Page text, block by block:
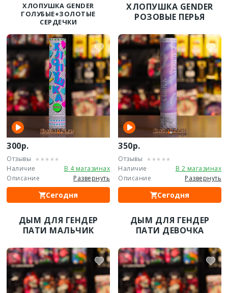
ХЛОПУШКА GENDER
ГОЛУБЫЕ+ЗОЛОТЫЕ
СЕРДЕЧКИ
300р.
Отзывы
Наличие
В 4 магазинах
Описание
Развернуть
Сегодня
ХЛОПУШКА GENDER
РОЗОВЫЕ ПЕРЬЯ
350р.
Отзывы
Наличие
В 2 магазинах
Описание
Развернуть
Сегодня
ДЫМ ДЛЯ ГЕНДЕР
ПАТИ МАЛЬЧИК
ДЫМ ДЛЯ ГЕНДЕР
ПАТИ ДЕВОЧКА